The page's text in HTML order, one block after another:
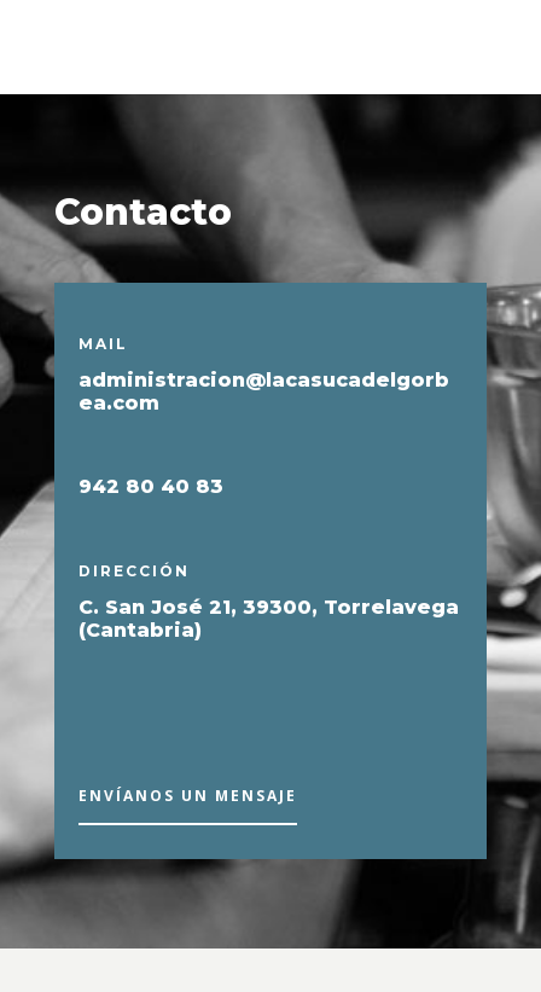
Contacto
MAIL
administracion@lacasucadelgorb
ea.com
942 80 40 83
DIRECCIÓN
C. San José 21, 39300, Torrelavega
(Cantabria)
ENVÍANOS UN MENSAJE